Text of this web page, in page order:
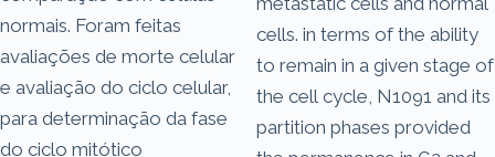
normais. Foram feitas
avaliações de morte celular
e avaliação do ciclo celular,
para determinação da fase
do ciclo mitótico
cells. in terms of the ability
to remain in a given stage of
the cell cycle, N1091 and its
partition phases provided